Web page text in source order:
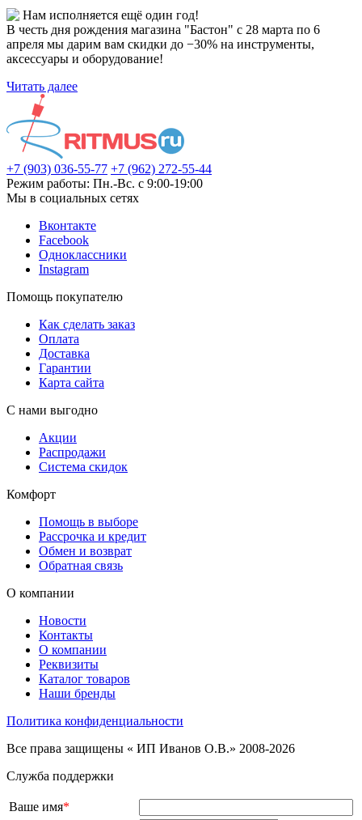
Нам исполняется ещё один год!
В честь дня рождения магазина "Бастон" с 28 марта по 6
апреля мы дарим вам скидки до −30% на инструменты,
аксессуары и оборудование!
Читать далее
+7 (903) 036-55-77 +7 (962) 272-55-44
Режим работы: Пн.-Вс. с 9:00-19:00
Мы в социальных сетях
Вконтакте
Facebook
Одноклассники
Instagram
Помощь покупателю
Как сделать заказ
Оплата
Доставка
Гарантии
Карта сайта
С нами выгодно
Акции
Распродажи
Система скидок
Комфорт
Помощь в выборе
Рассрочка и кредит
Обмен и возврат
Обратная связь
О компании
Новости
Контакты
О компании
Реквизиты
Каталог товаров
Наши бренды
Политика конфиденциальности
Все права защищены « ИП Иванов О.В.» 2008-2026
Служба поддержки
Ваше имя*